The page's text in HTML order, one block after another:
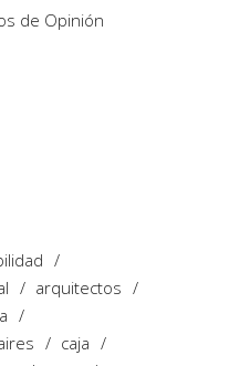
de Opinión
arquitectos
caja